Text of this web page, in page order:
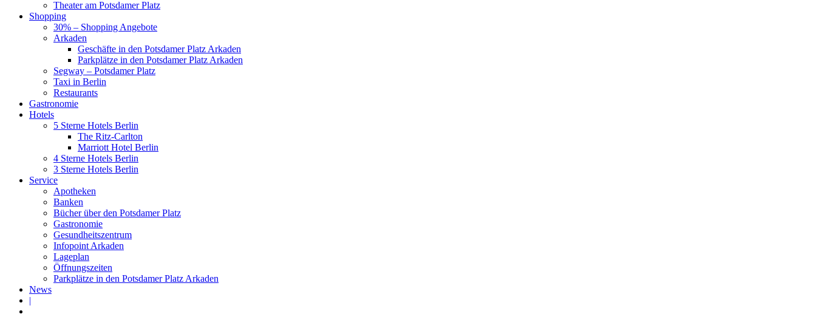
Theater am Potsdamer Platz
Shopping
30% – Shopping Angebote
Arkaden
Geschäfte in den Potsdamer Platz Arkaden
Parkplätze in den Potsdamer Platz Arkaden
Segway – Potsdamer Platz
Taxi in Berlin
Restaurants
Gastronomie
Hotels
5 Sterne Hotels Berlin
The Ritz-Carlton
Marriott Hotel Berlin
4 Sterne Hotels Berlin
3 Sterne Hotels Berlin
Service
Apotheken
Banken
Bücher über den Potsdamer Platz
Gastronomie
Gesundheitszentrum
Infopoint Arkaden
Lageplan
Öffnungszeiten
Parkplätze in den Potsdamer Platz Arkaden
News
|